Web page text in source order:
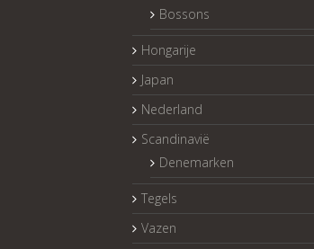
Bossons
Hongarije
Japan
Nederland
Scandinavië
Denemarken
Tegels
Vazen